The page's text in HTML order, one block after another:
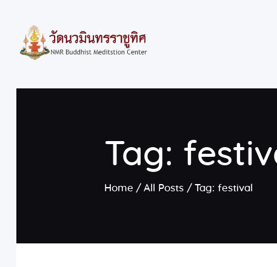
Tag:
Home All Posts Tag: festival